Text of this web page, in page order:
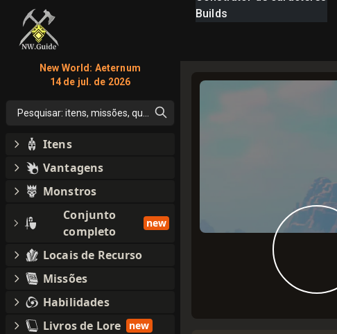
Builds
New World: Aeternum
14 de jul. de 2026
Pesquisar: itens, missões, qualquer coisa
Itens
Vantagens
Monstros
Conjunto
completo
new
Locais de Recurso
Missões
Habilidades
Livros de Lore
new